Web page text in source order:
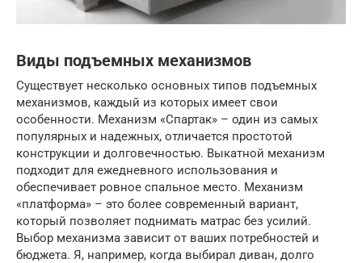
Виды подъемных механизмов
Существует несколько основных типов подъемных
механизмов, каждый из которых имеет свои
особенности. Механизм «Спартак» – один из самых
популярных и надежных, отличается простотой
конструкции и долговечностью. Выкатной механизм
подходит для ежедневного использования и
обеспечивает ровное спальное место. Механизм
«платформа» – это более современный вариант,
который позволяет поднимать матрас без усилий.
Выбор механизма зависит от ваших потребностей и
бюджета. Я, например, когда выбирал диван, долго